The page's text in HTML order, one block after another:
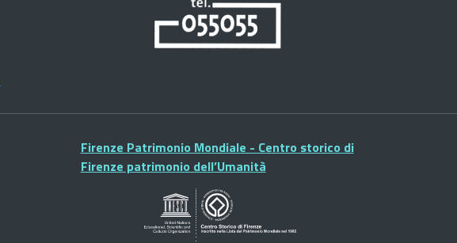
Firenze Patrimonio Mondiale - Centro storico di
Firenze patrimonio dell’Umanità